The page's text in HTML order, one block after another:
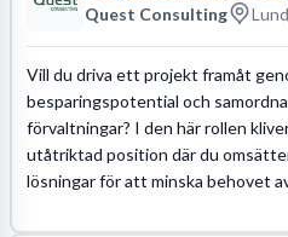
Quest Consulting
Vill du driva ett projekt framåt
besparingspotential och
förvaltningar? I den här rollen
utåtriktad position där du
lösningar för att minska behovet